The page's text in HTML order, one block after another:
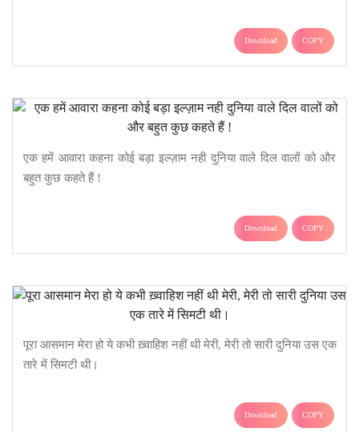
Download COPY
एक हमें आवारा कहना कोई बड़ा इल्ज़ाम नही दुनिया वाले दिल वालों को और
बहुत कुछ कहते हैं !
Download COPY
पूरा आसमान मेरा हो ये कभी ख़्वाहिश नहीं थी मेरी, मेरी तो सारी दुनिया उस एक
तारे में सिमटी थी।
Download COPY